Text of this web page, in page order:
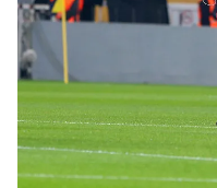
Sitemizde kendimize ve
kullanılmaktadır. Bu
verileriniz işlenmekte
toplumu hizmetlerinin
kullanılmaktadır. Diğer
kılınması ve
reklam/pazarlama